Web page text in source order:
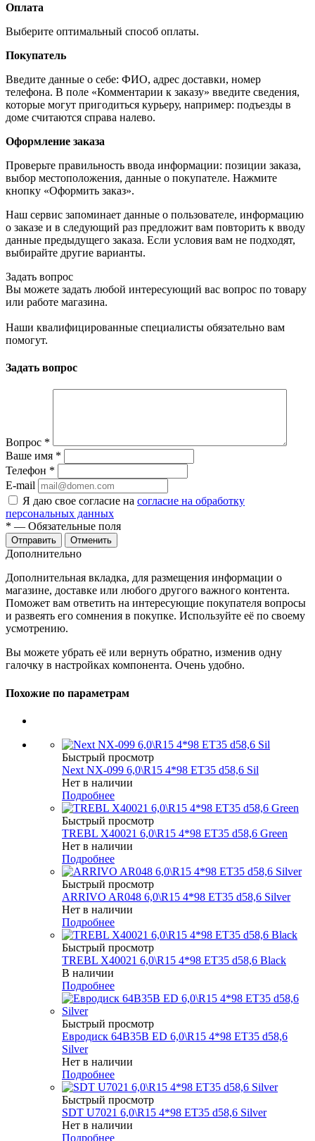
Оплата
Выберите оптимальный способ оплаты.
Покупатель
Введите данные о себе: ФИО, адрес доставки, номер
телефона. В поле «Комментарии к заказу» введите сведения,
которые могут пригодиться курьеру, например: подъезды в
доме считаются справа налево.
Оформление заказа
Проверьте правильность ввода информации: позиции заказа,
выбор местоположения, данные о покупателе. Нажмите
кнопку «Оформить заказ».
Наш сервис запоминает данные о пользователе, информацию
о заказе и в следующий раз предложит вам повторить к вводу
данные предыдущего заказа. Если условия вам не подходят,
выбирайте другие варианты.
Задать вопрос
Вы можете задать любой интересующий вас вопрос по товару
или работе магазина.
Наши квалифицированные специалисты обязательно вам
помогут.
Задать вопрос
Вопрос *
Ваше имя *
Телефон *
E-mail
Я даю свое согласие на согласие на обработку
персональных данных
* — Обязательные поля
Отменить
Дополнительно
Дополнительная вкладка, для размещения информации о
магазине, доставке или любого другого важного контента.
Поможет вам ответить на интересующие покупателя вопросы
и развеять его сомнения в покупке. Используйте её по своему
усмотрению.
Вы можете убрать её или вернуть обратно, изменив одну
галочку в настройках компонента. Очень удобно.
Похожие по параметрам
Быстрый просмотр
Next NX-099 6,0\R15 4*98 ET35 d58,6 Sil
Нет в наличии
Подробнее
Быстрый просмотр
TREBL X40021 6,0\R15 4*98 ET35 d58,6 Green
Нет в наличии
Подробнее
Быстрый просмотр
ARRIVO AR048 6,0\R15 4*98 ET35 d58,6 Silver
Нет в наличии
Подробнее
Быстрый просмотр
TREBL X40021 6,0\R15 4*98 ET35 d58,6 Black
В наличии
Подробнее
Быстрый просмотр
Евродиск 64B35B ED 6,0\R15 4*98 ET35 d58,6
Silver
Нет в наличии
Подробнее
Быстрый просмотр
SDT U7021 6,0\R15 4*98 ET35 d58,6 Silver
Нет в наличии
Подробнее